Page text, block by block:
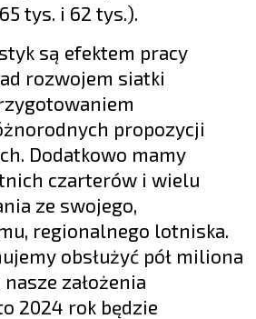
tys. i 62 tys.).
są efektem pracy
rozwojem siatki
propozycji
Dodatkowo mamy
czarterów i wielu
ze swojego,
regionalnego lotniska.
obsłużyć pół miliona
założenia
2024 rok będzie